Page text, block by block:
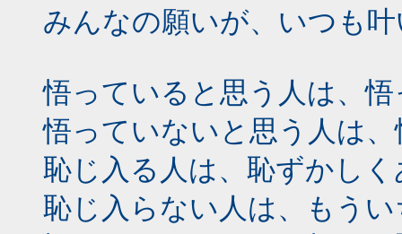
みんなの願いが、いつも
悟っていると思う人は、
悟っていないと思う人は
恥じ入る人は、恥ずかし
恥じ入らない人は、もう